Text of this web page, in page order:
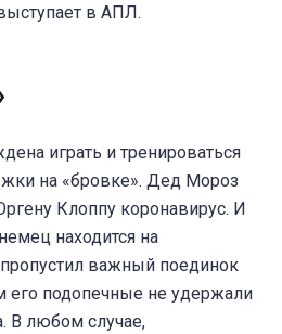
в АПЛ.
играть и тренироваться
на «бровке». Дед Мороз
Клоппу коронавирус. И
находится на
важный поединок
его подопечные не удержали
В любом случае,